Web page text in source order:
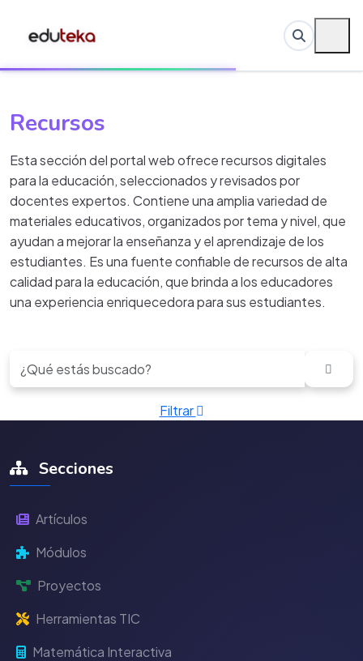
Recursos
Esta sección del portal web ofrece recursos digitales
para la educación, seleccionados y revisados por
docentes expertos. Contiene una amplia variedad de
materiales educativos, organizados por tema y nivel, que
ayudan a mejorar la enseñanza y el aprendizaje de los
estudiantes. Es una fuente confiable de recursos de alta
calidad para la educación, que brinda a los educadores
una experiencia enriquecedora para sus estudiantes.
Filtrar
Secciones
Artículos
Módulos
Proyectos
Herramientas TIC
Matemática Interactiva